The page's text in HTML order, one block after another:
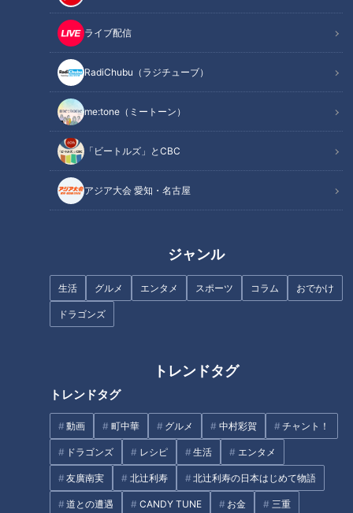
ライブ配信
RadiChubu（ラジチューブ）
me:tone（ミートーン）
「ビートルズ」とCBC
アジア大会 愛知・名古屋
ジャンル
生活 グルメ エンタメ スポーツ コラム おでかけ
ドラゴンズ
トレンドタグ
トレンドタグ
動画 町中華 グルメ 中村彩賀 チャント！
ドラゴンズ レシピ 生活 エンタメ
友廣南実 北辻利寿 北辻利寿の日本はじめて物語
道との遭遇 CANDY TUNE お金 三重
でしょうか？
■チャンネル登録・コメント＆グッドボタンもよろしくお願い
します！■
------------------------------------------------------------
-----------
【動画もみてちょ】
https://youtube.com/live/8jhOfsq9hLM?feature=share
https://youtube.com/live/nmHzHsiIrhY?feature=share
https://youtu.be/CnGZQNAfCMI
https://www.youtube.com/playlist?list=PLOn6VYLd8F5e-
ovaFzMeZUm1vZUS4F3OO
https://www.youtube.com/playlist?
list=PLOn6VYLd8F5fBGV51lso1ywzO1vVcRxQX
【関連リンク】
🎤「CBCアナウンサー」公式サイト